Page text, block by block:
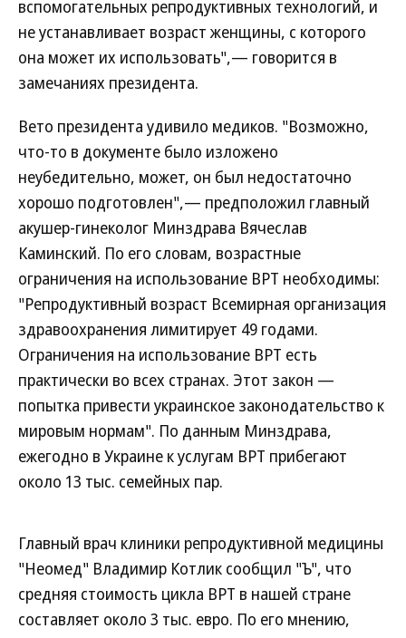
вспомогательных репродуктивных технологий, и
не устанавливает возраст женщины, с которого
она может их использовать",— говорится в
замечаниях президента.
Вето президента удивило медиков. "Возможно,
что-то в документе было изложено
неубедительно, может, он был недостаточно
хорошо подготовлен",— предположил главный
акушер-гинеколог Минздрава Вячеслав
Каминский. По его словам, возрастные
ограничения на использование ВРТ необходимы:
"Репродуктивный возраст Всемирная организация
здравоохранения лимитирует 49 годами.
Ограничения на использование ВРТ есть
практически во всех странах. Этот закон —
попытка привести украинское законодательство к
мировым нормам". По данным Минздрава,
ежегодно в Украине к услугам ВРТ прибегают
около 13 тыс. семейных пар.
Главный врач клиники репродуктивной медицины
"Неомед" Владимир Котлик сообщил "Ъ", что
средняя стоимость цикла ВРТ в нашей стране
составляет около 3 тыс. евро. По его мнению,